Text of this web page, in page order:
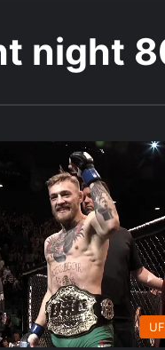
night